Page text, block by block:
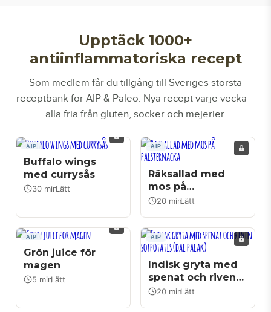
Upptäck 1000+
antiinflammatoriska recept
Som medlem får du tillgång till Sveriges största
receptbank för AIP & Paleo. Nya recept varje vecka –
alla fria från gluten, socker och mejerier.
AIP
Buffalo wings
med currysås
30 min|Lätt
AIP
Räksallad med
mos på
palsternacka
20 min|Lätt
AIP
Grön juice för
magen
5 min|Lätt
AIP
Indisk gryta med
spenat och riven
sötpotatis (dal
20 min|Lätt